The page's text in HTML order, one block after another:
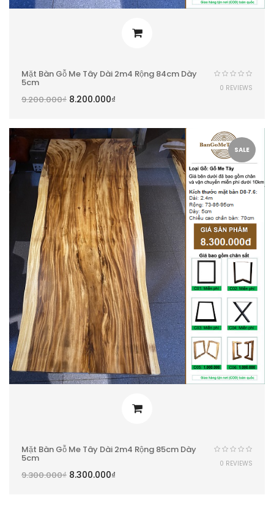
Mặt Bàn Gỗ Me Tây Dài 2m4 Rộng 84cm Dày
5cm
9.200.000₫ 8.200.000₫
0 REVIEWS
SALE
Mặt Bàn Gỗ Me Tây Dài 2m4 Rộng 85cm Dày
5cm
9.300.000₫ 8.300.000₫
0 REVIEWS